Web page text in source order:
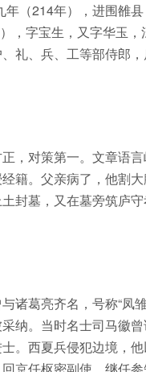
（214年），进围雒
，字宝生，又字华玉
礼、兵、工等部侍郎，
，对策第一。文章语
籍。父亲病了，他割
封墓，又在墓旁筑庐守
诸葛亮齐名，号称“凤
纳。当时名士司马徽
。西夏兵侵犯边境，